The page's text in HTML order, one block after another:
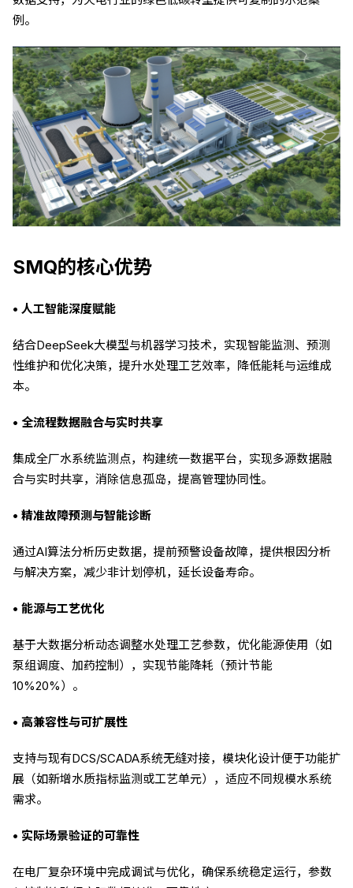
例。
SMQ的核心优势
• 人工智能深度赋能
结合DeepSeek大模型与机器学习技术，实现智能监测、预测
性维护和优化决策，提升水处理工艺效率，降低能耗与运维成
本。
• 全流程数据融合与实时共享
集成全厂水系统监测点，构建统一数据平台，实现多源数据融
合与实时共享，消除信息孤岛，提高管理协同性。
• 精准故障预测与智能诊断
通过AI算法分析历史数据，提前预警设备故障，提供根因分析
与解决方案，减少非计划停机，延长设备寿命。
• 能源与工艺优化
基于大数据分析动态调整水处理工艺参数，优化能源使用（如
泵组调度、加药控制），实现节能降耗（预计节能
10%20%）。
• 高兼容性与可扩展性
支持与现有DCS/SCADA系统无缝对接，模块化设计便于功能扩
展（如新增水质指标监测或工艺单元），适应不同规模水系统
需求。
• 实际场景验证的可靠性
在电厂复杂环境中完成调试与优化，确保系统稳定运行，参数